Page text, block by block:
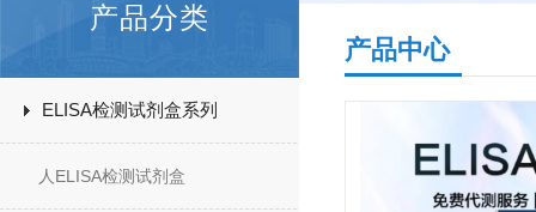
产品分类
ELISA检测试剂盒系列
人ELISA检测试剂盒
产品中心